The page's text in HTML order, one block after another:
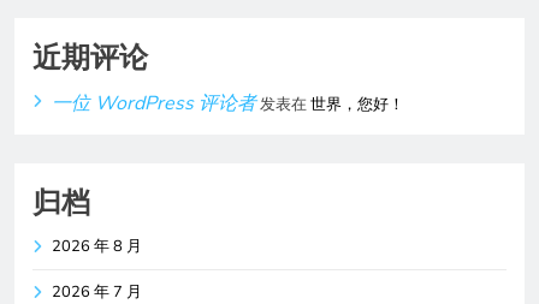
近期评论
一位 WordPress 评论者发表在世界，您好！
归档
2026 年 8 月
2026 年 7 月